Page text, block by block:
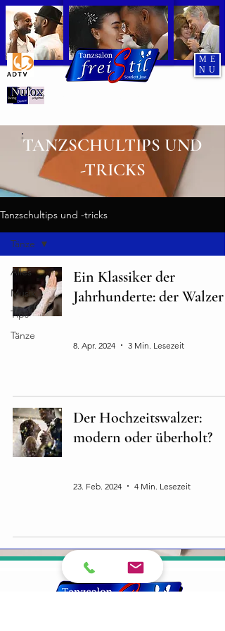
ME
NU
TANZSCHULTIPS UND
-TRICKS
Tanzschultips und -tricks
Alles
Musik
Tips
Tänze
Tänze
Ein Klassiker der
Jahrhunderte: der Walzer
8. Apr. 2024 3 Min. Lesezeit
Der Hochzeitswalzer:
modern oder überholt?
23. Feb. 2024 4 Min. Lesezeit